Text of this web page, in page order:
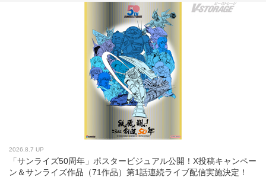
2026.8.7 UP
「サンライズ50周年」ポスタービジュアル公開！X投稿キャンペー
ン＆サンライズ作品（71作品）第1話連続ライブ配信実施決定！